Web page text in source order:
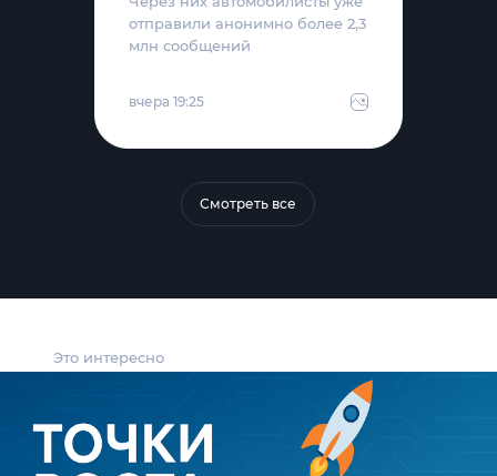
Это интересно
отправили анонимно более 2,3
млн сообщений
вчера 19:25
Смотреть все